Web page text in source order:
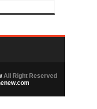
All Right Reserved